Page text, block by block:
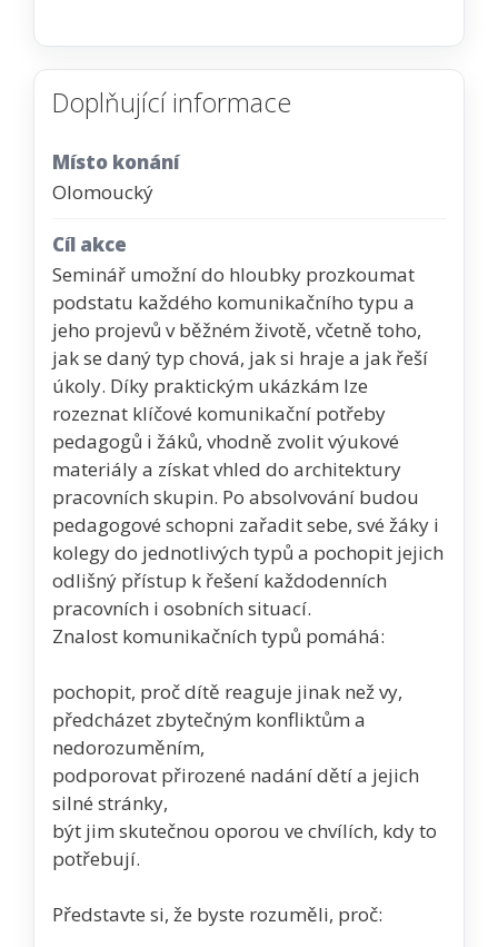
Doplňující informace
Místo konání
Olomoucký
Cíl akce
Seminář umožní do hloubky prozkoumat
podstatu každého komunikačního typu a
jeho projevů v běžném životě, včetně toho,
jak se daný typ chová, jak si hraje a jak řeší
úkoly. Díky praktickým ukázkám lze
rozeznat klíčové komunikační potřeby
pedagogů i žáků, vhodně zvolit výukové
materiály a získat vhled do architektury
pracovních skupin. Po absolvování budou
pedagogové schopni zařadit sebe, své žáky i
kolegy do jednotlivých typů a pochopit jejich
odlišný přístup k řešení každodenních
pracovních i osobních situací.
Znalost komunikačních typů pomáhá:
pochopit, proč dítě reaguje jinak než vy,
předcházet zbytečným konfliktům a
nedorozuměním,
podporovat přirozené nadání dětí a jejich
silné stránky,
být jim skutečnou oporou ve chvílích, kdy to
potřebují.
Představte si, že byste rozuměli, proč: